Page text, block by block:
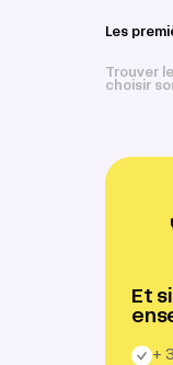
Les
Trouver
choisir
Et
+